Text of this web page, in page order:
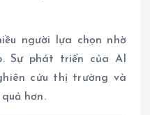
người lựa chọn nhờ
Sự phát triển của AI
cứu thị trường và
hơn.